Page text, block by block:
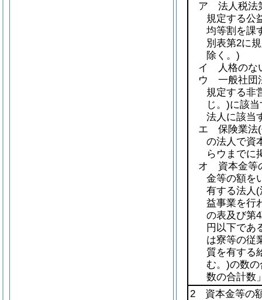
ア 法人税法
規定する公
均等割を課
別表第2に
除く。)
イ 人格のな
ウ 一般社団
規定する非
じ。)に該
法人に該当
エ 保険業法
の法人で資
らウまでに
オ 資本金等
金等の額を
有する法人 (
益事業を行
の表及び第
円以下であ
は寮等の従
質を有する
む。)の数の
数の合計数
2 資本金等の